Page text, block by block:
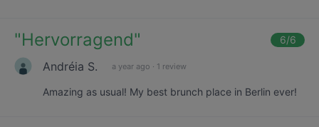
"Hervorragend" 6/6
Andréia S. a year ago · 1 review
Amazing as usual! My best brunch place in Berlin ever!